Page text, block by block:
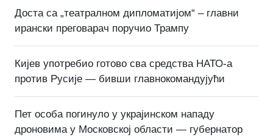
Доста са „театралном дипломатијом“ – главни
ирански преговарач поручио Трампу
Кијев употребио готово сва средства НАТО-а
против Русије — бивши главнокомандујући
Пет особа погинуло у украјинском нападу
дроновима у Московској области — губернатор